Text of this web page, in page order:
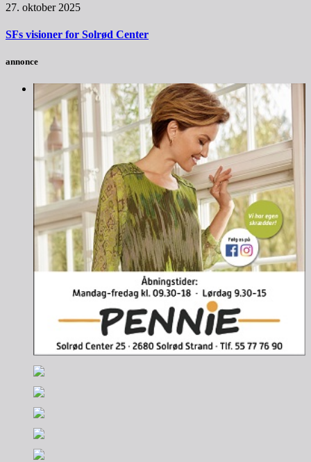
27. oktober 2025
SFs visioner for Solrød Center
annonce